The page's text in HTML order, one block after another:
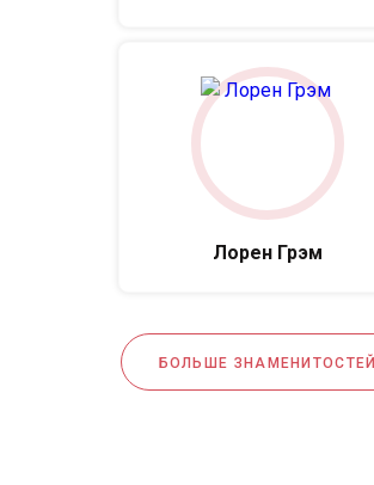
Лорен Грэм
БОЛЬШЕ ЗНАМЕНИТОСТЕЙ